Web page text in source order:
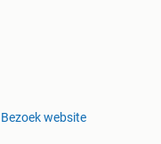
Bezoek website